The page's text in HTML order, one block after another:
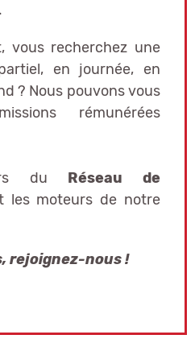
.
vous recherchez une
en journée, en
? Nous pouvons vous
rémunérées
du Réseau de
les moteurs de notre
rejoignez-nous !